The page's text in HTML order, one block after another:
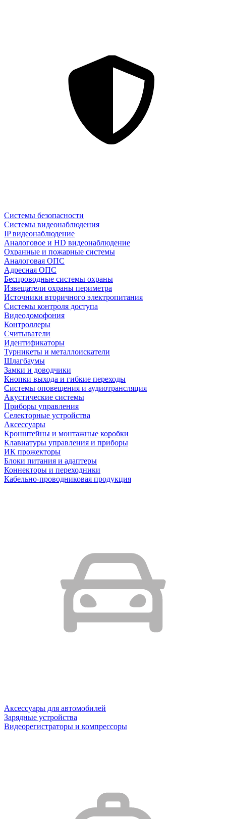
Системы безопасности
Системы видеонаблюдения
IP видеонаблюдение
Аналоговое и HD видеонаблюдение
Охранные и пожарные системы
Аналоговая ОПС
Адресная ОПС
Беспроводные системы охраны
Извещатели охраны периметра
Источники вторичного электропитания
Системы контроля доступа
Видеодомофония
Контроллеры
Считыватели
Идентификаторы
Турникеты и металлоискатели
Шлагбаумы
Замки и доводчики
Кнопки выхода и гибкие переходы
Системы оповещения и аудиотрансляция
Акустические системы
Приборы управления
Селекторные устройства
Аксессуары
Кронштейны и монтажные коробки
Клавиатуры управления и приборы
ИК прожекторы
Блоки питания и адаптеры
Коннекторы и переходники
Кабельно-проводниковая продукция
Аксессуары для автомобилей
Зарядные устройства
Видеорегистраторы и компрессоры